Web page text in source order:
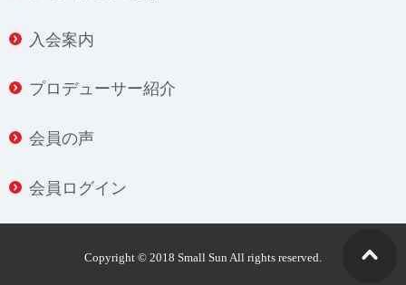
入会案内
プロデューサー紹介
会員の声
会員ログイン
Copyright © 2018 Small Sun All rights reserved.